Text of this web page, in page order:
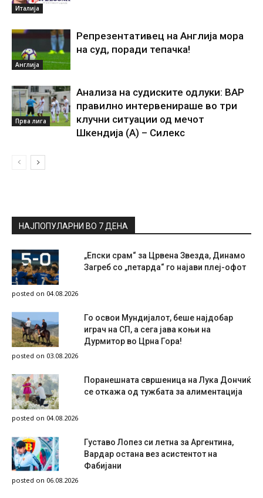
Италија
Англија
Репрезентативец на Англија мора
на суд, поради тепачка!
Прва лига
Анализа на судиските одлуки: ВАР
правилно интервенираше во три
клучни ситуации од мечот
Шкендија (А) – Силекс
НАЈПОПУЛАРНИ ВО 7 ДЕНА
„Епски срам“ за Црвена Звезда, Динамо
Загреб со „петарда“ го најави плеј-офот
posted on 04.08.2026
Го освои Мундијалот, беше најдобар
играч на СП, а сега јава коњи на
Дурмитор во Црна Гора!
posted on 03.08.2026
Поранешната свршеница на Лука Дончиќ
се откажа од тужбата за алиментација
posted on 04.08.2026
Густаво Лопез си летна за Аргентина,
Вардар остана вез асистентот на
Фабијани
posted on 06.08.2026